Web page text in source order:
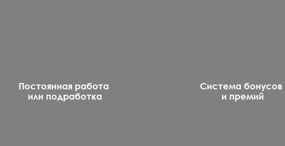
Система бонусов
и премий
Постоянная работа
или подработка